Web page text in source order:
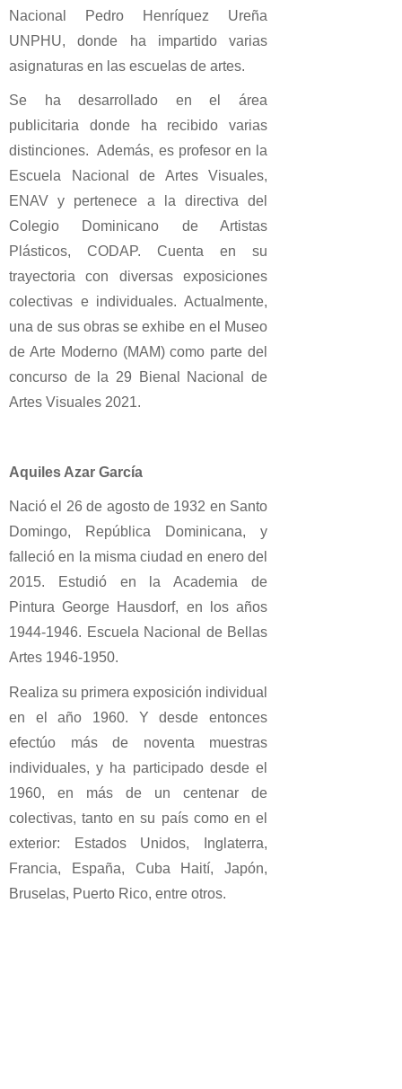
Nacional Pedro Henríquez Ureña
UNPHU, donde ha impartido varias
asignaturas en las escuelas de artes.
Se ha desarrollado en el área
publicitaria donde ha recibido varias
distinciones. Además, es profesor en la
Escuela Nacional de Artes Visuales,
ENAV y pertenece a la directiva del
Colegio Dominicano de Artistas
Plásticos, CODAP. Cuenta en su
trayectoria con diversas exposiciones
colectivas e individuales. Actualmente,
una de sus obras se exhibe en el Museo
de Arte Moderno (MAM) como parte del
concurso de la 29 Bienal Nacional de
Artes Visuales 2021.
Aquiles Azar García
Nació el 26 de agosto de 1932 en Santo
Domingo, República Dominicana, y
falleció en la misma ciudad en enero del
2015. Estudió en la Academia de
Pintura George Hausdorf, en los años
1944-1946. Escuela Nacional de Bellas
Artes 1946-1950.
Realiza su primera exposición individual
en el año 1960. Y desde entonces
efectúo más de noventa muestras
individuales, y ha participado desde el
1960, en más de un centenar de
colectivas, tanto en su país como en el
exterior: Estados Unidos, Inglaterra,
Francia, España, Cuba Haití, Japón,
Bruselas, Puerto Rico, entre otros.